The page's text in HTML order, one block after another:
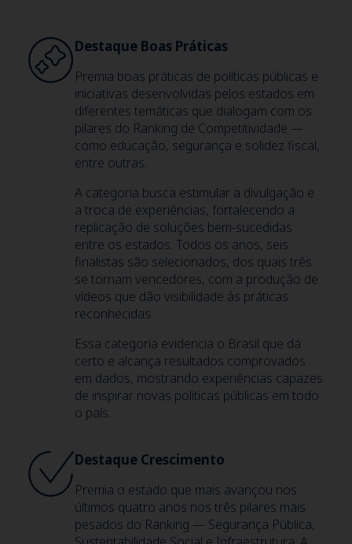
Destaque Boas Práticas
Premia boas práticas de políticas públicas e
iniciativas desenvolvidas pelos estados em
diferentes temáticas que dialogam com os
pilares do Ranking de Competitividade —
como educação, segurança e solidez fiscal,
entre outras.
A categoria busca estimular a divulgação e
a troca de experiências, fortalecendo a
replicação de soluções bem-sucedidas
entre os estados. Todos os anos, seis
finalistas são selecionados, dos quais três
se tornam vencedores, com a produção de
vídeos que dão visibilidade às práticas
reconhecidas.
Essa categoria evidencia o Brasil que dá
certo e alcança resultados comprovados
em dados, mostrando experiências capazes
de inspirar novas políticas públicas em todo
o país.
Destaque Crescimento
Premia o estado que mais avançou nos
últimos quatro anos nos três pilares mais
pesados do Ranking — Segurança Pública,